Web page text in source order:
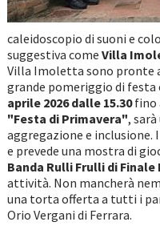
caleidoscopio di suoni e
suggestiva come Villa
Villa Imoletta sono pronte
grande pomeriggio di festa
aprile 2026 dalle 15.30fino
"Festa di Primavera",
aggregazione e
e prevede una mostra di
Banda Rulli Frulli di Finale
attività. Non mancherà
una torta offerta a tutti i
Orio Vergani di Ferrara.